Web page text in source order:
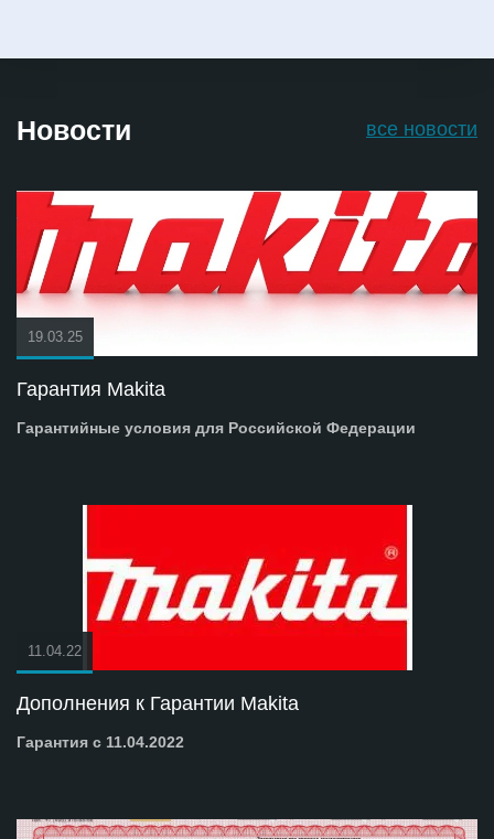
Новости все новости
19.03.25
Гарантия Makita
Гарантийные условия для Российской Федерации
11.04.22
Дополнения к Гарантии Makita
Гарантия с 11.04.2022